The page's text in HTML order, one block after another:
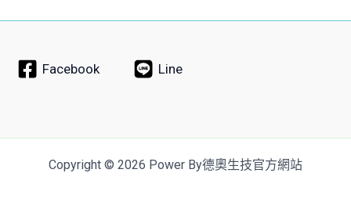
Facebook Line
Copyright © 2026 Power By德奧生技官方網站